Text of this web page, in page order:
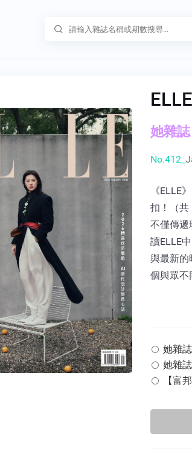
她雜
No.412_
《ELLE
扣！（
不僅傳遞
讀ELLE
與最新的
個與眾不
她雜
她雜
【富